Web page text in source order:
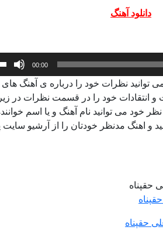
دانلود آهنگ
00:00
توانید نظرات خود را درباره ی آهنگ
و انتقادات خود را در قسمت نظرات در
خود می توانید نام آهنگ و یا اسم
مدنظر خودتان را از آرشیو سایت
حقپناه